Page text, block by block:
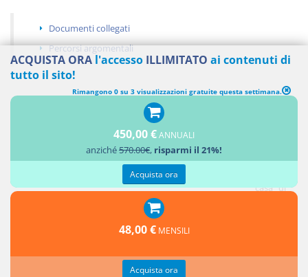
Documenti collegati
Percorsi argomentali
casa" di
1986, n.
ACQUISTA ORA l'accesso ILLIMITATO ai contenuti di
tutto il sito!
Rimangono 0 su 3 visualizzazioni gratuite questa settimana.
450,00 €ANNUALI
anziché570.00€, risparmi il 21%!
Acquista ora
48,00 € MENSILI
Acquista ora